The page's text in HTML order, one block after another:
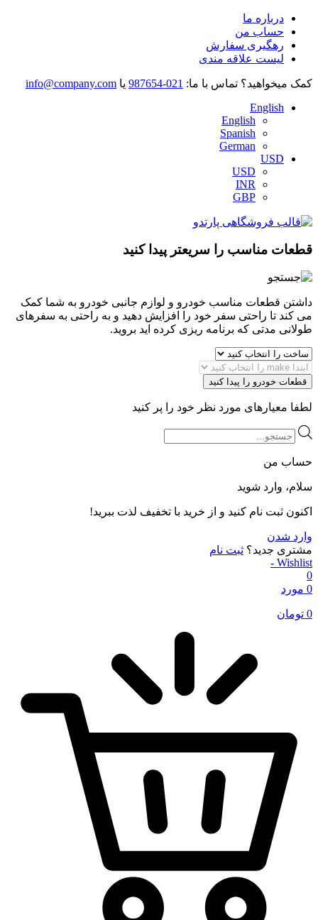
درباره ما
حساب من
رهگیری سفارش
لیست علاقه مندی
کمک میخواهید؟ تماس با ما: 021-987654 یا info@company.com
English
English
Spanish
German
USD
USD
INR
GBP
قطعات مناسب را سریعتر پیدا کنید
داشتن قطعات مناسب خودرو و لوازم جانبی خودرو به شما کمک
می کند تا راحتی سفر خود را افزایش دهید و به راحتی به سفرهای
طولانی مدتی که برنامه ریزی کرده اید بروید.
قطعات خودرو را پیدا کنید
لطفا معیارهای مورد نظر خود را پر کنید
Products
search
حساب من
سلام، وارد شوید
اکنون ثبت نام کنید و از خرید با تخفیف لذت ببرید!
وارد شدن
مشتری جدید؟ ثبت نام
Wishlist -
0
0 مورد
0 تومان